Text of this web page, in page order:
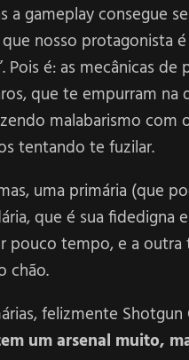
a gameplay consegue
nosso protagonista
Pois é: as mecânicas
que te empurram
malabarismo
tentando te fuzilar.
uma primária (que
que é sua fidedigna
pouco tempo, e a outra
chão.
felizmente
um arsenal muito,